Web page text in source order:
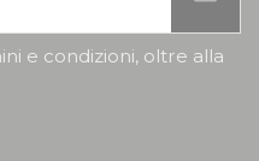
e condizioni, oltre alla